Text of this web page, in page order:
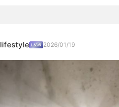
2026/01/19